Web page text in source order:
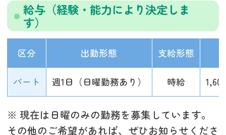
給与（経験・能力により決定しま
す）
区分 出勤形態 支給形態
パート 週1日（日曜勤務あり） 時給
※ 現在は日曜のみの勤務を募集しています。
その他のご希望があれば、ぜひお知らせくださ